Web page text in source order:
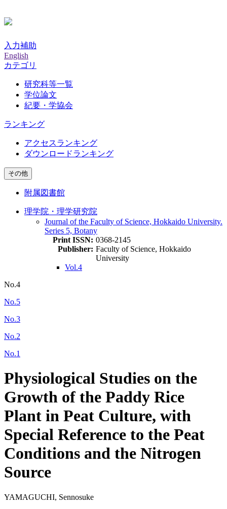
入力補助
English
カテゴリ
研究科等一覧
学位論文
紀要・学協会
ランキング
アクセスランキング
ダウンロードランキング
その他
附属図書館
理学院・理学研究院
Journal of the Faculty of Science, Hokkaido University.
Series 5, Botany
Print ISSN: 0368-2145
Publisher: Faculty of Science, Hokkaido
University
Vol.4
No.4
No.5
No.3
No.2
No.1
Physiological Studies on the
Growth of the Paddy Rice
Plant in Peat Culture, with
Special Reference to the Peat
Conditions and the Nitrogen
Source
YAMAGUCHI, Sennosuke